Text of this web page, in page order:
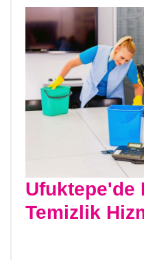
Ufuktepe'de
Temizlik